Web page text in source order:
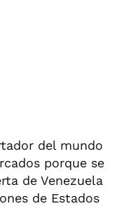
del mundo
porque se
de Venezuela
de Estados